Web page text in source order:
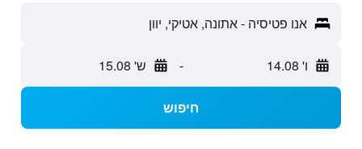
אנו פטיסיה - אתונה, אטיקי, יוון
ו' 14.08 - ש' 15.08
חיפוש